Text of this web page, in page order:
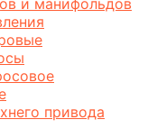
и манифольдов
привода